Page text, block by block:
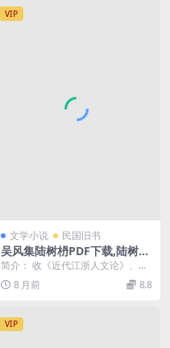
VIP
文学小说 民国旧书
吴风集陆树枬PDF下载,陆树枬
文集
简介： 收《近代江浙人文论》、
《清代苏省学术概略》、《道咸以
来江浙的词风》、《三...
8 月前 8.8
VIP